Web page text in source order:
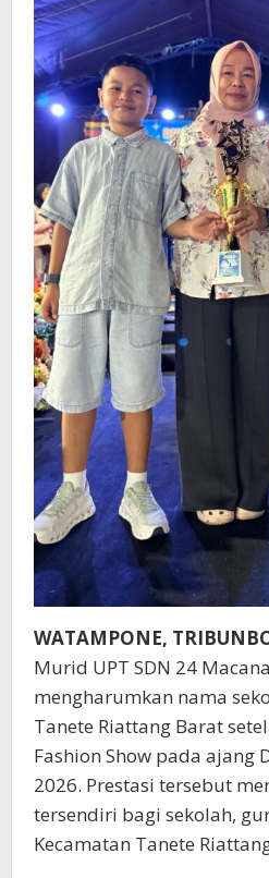
WATAMPONE,
Murid UPT SDN 24
mengharumkan nama
Tanete Riattang Barat
Fashion Show pada ajang
2026. Prestasi tersebut
tersendiri bagi sekolah,
Kecamatan Tanete